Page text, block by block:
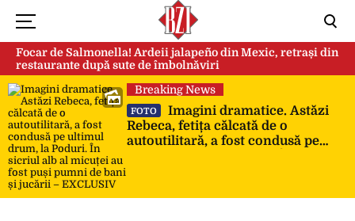
Focar de Salmonella! Ardeii jalapeño din Mexic, retrași din
restaurante după sute de îmbolnăviri
Breaking News
FOTO
Imagini dramatice. Astăzi
Rebeca, fetița călcată de o
autoutilitară, a fost condusă pe